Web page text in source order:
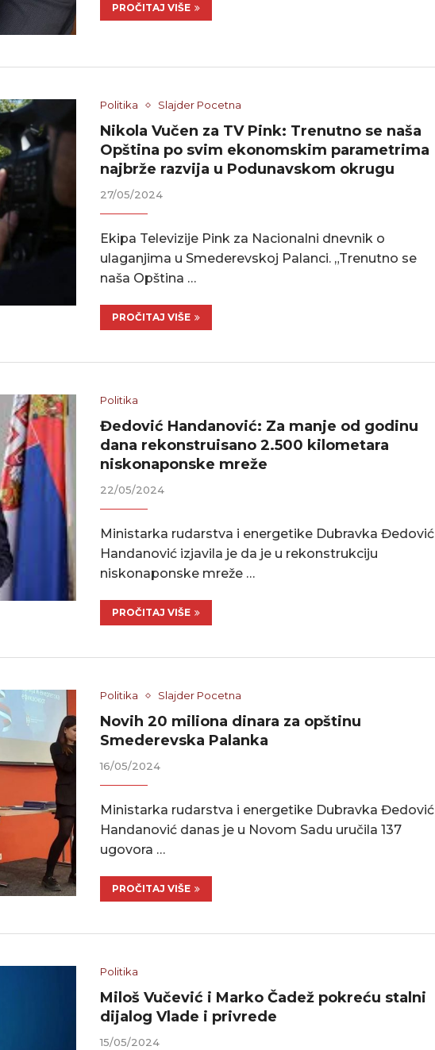
PROČITAJ VIŠE
Politika Slajder Pocetna
Nikola Vučen za TV Pink: Trenutno se naša
Opština po svim ekonomskim parametrima
najbrže razvija u Podunavskom okrugu
27/05/2024
Ekipa Televizije Pink za Nacionalni dnevnik o
ulaganjima u Smederevskoj Palanci. „Trenutno se
naša Opština …
PROČITAJ VIŠE
Politika
Đedović Handanović: Za manje od godinu
dana rekonstruisano 2.500 kilometara
niskonaponske mreže
22/05/2024
Ministarka rudarstva i energetike Dubravka Đedović
Handanović izjavila je da je u rekonstrukciju
niskonaponske mreže …
PROČITAJ VIŠE
Politika Slajder Pocetna
Novih 20 miliona dinara za opštinu
Smederevska Palanka
16/05/2024
Ministarka rudarstva i energetike Dubravka Đedović
Handanović danas je u Novom Sadu uručila 137
ugovora …
PROČITAJ VIŠE
Politika
Miloš Vučević i Marko Čadež pokreću stalni
dijalog Vlade i privrede
15/05/2024